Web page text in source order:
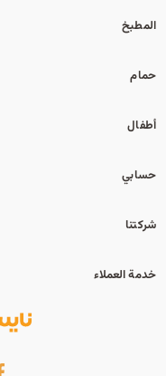
المطبخ
حمام
أطفال
حسابي
شركتنا
خدمة العملاء